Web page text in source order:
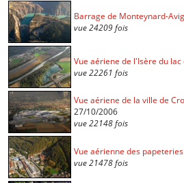
Barrage de Monteynard-
vue 24209 fois
Vue aériene de l'Isère du
vue 22261 fois
Vue aériene de la ville de
27/10/2006
vue 22148 fois
Vue aérienne des
vue 21478 fois